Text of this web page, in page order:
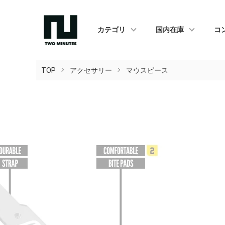
カテゴリ 国内在庫 コ
TOP アクセサリー マウスピース